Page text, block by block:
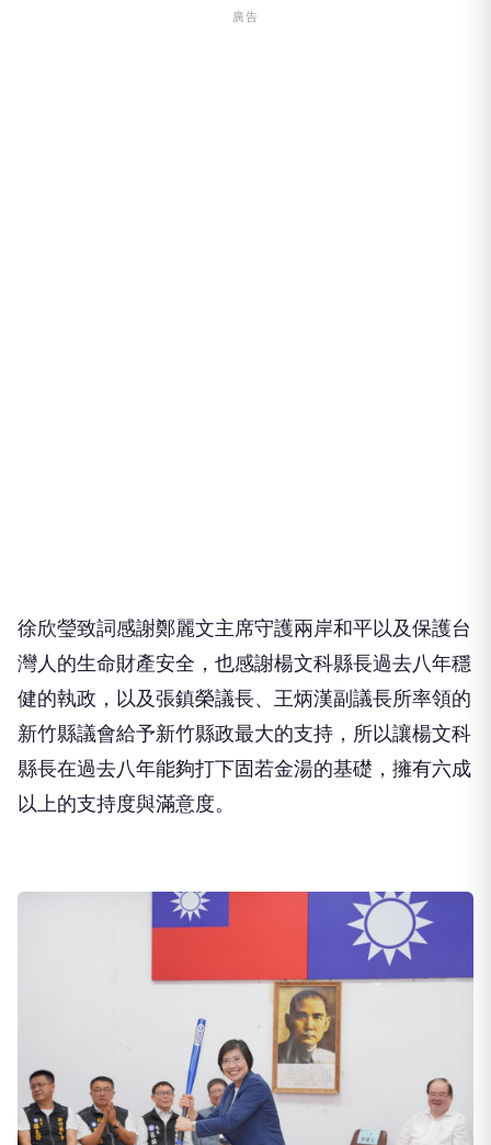
廣告
徐欣瑩致詞感謝鄭麗文主席守護兩岸和平以及保護台
灣人的生命財產安全，也感謝楊文科縣長過去八年穩
健的執政，以及張鎮榮議長、王炳漢副議長所率領的
新竹縣議會給予新竹縣政最大的支持，所以讓楊文科
縣長在過去八年能夠打下固若金湯的基礎，擁有六成
以上的支持度與滿意度。